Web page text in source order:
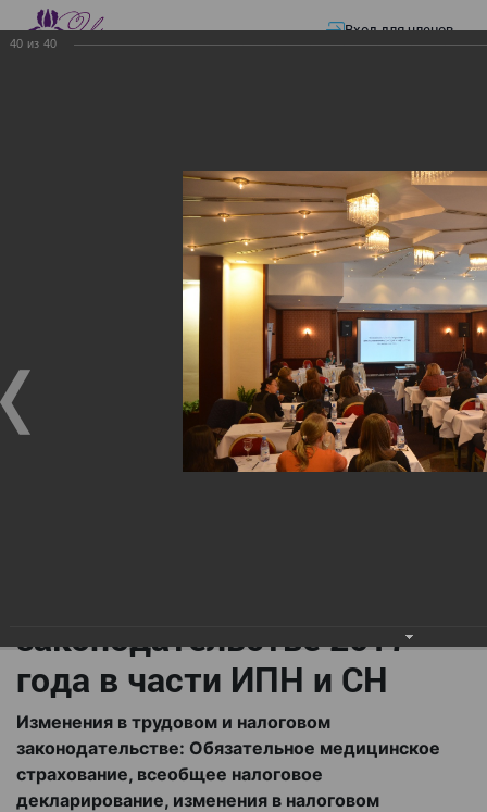
Вход для членов
Презентации—Изменения в трудовом и налоговом
законодательстве: Обязательное медицинское страхование, всеобщее
налоговое декларирование, изменения в налоговом законодательстве
2017 года в части ИПН и СН
Изменения в трудовом и
налоговом
законодательстве:
Обязательное
медицинское страхование,
законодательстве 2017
года в части ИПН и СН
Изменения в трудовом и налоговом
законодательстве: Обязательное медицинское
страхование, всеобщее налоговое
декларирование, изменения в налоговом
40 из 40